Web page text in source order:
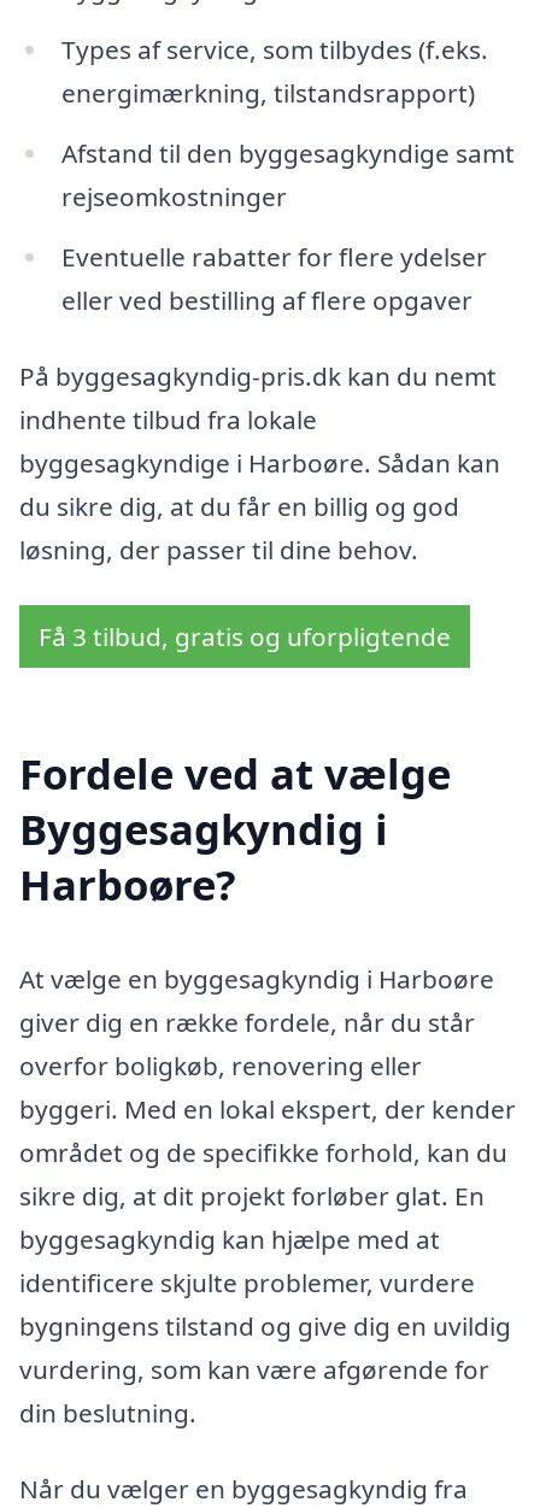
Types af service, som tilbydes (f.eks.
energimærkning, tilstandsrapport)
Afstand til den byggesagkyndige samt
rejseomkostninger
Eventuelle rabatter for flere ydelser
eller ved bestilling af flere opgaver
På byggesagkyndig-pris.dk kan du nemt
indhente tilbud fra lokale
byggesagkyndige i Harboøre. Sådan kan
du sikre dig, at du får en billig og god
løsning, der passer til dine behov.
Få 3 tilbud, gratis og uforpligtende
Fordele ved at vælge
Byggesagkyndig i
Harboøre?
At vælge en byggesagkyndig i Harboøre
giver dig en række fordele, når du står
overfor boligkøb, renovering eller
byggeri. Med en lokal ekspert, der kender
området og de specifikke forhold, kan du
sikre dig, at dit projekt forløber glat. En
byggesagkyndig kan hjælpe med at
identificere skjulte problemer, vurdere
bygningens tilstand og give dig en uvildig
vurdering, som kan være afgørende for
din beslutning.
Når du vælger en byggesagkyndig fra